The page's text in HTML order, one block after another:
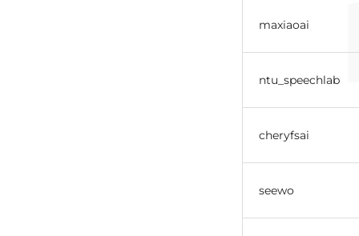
maxiaoai
ntu_speechlab
cheryfsai
seewo